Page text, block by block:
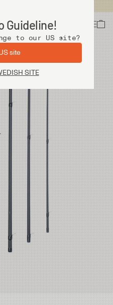
Guideline!
to our US site?
site
SITE